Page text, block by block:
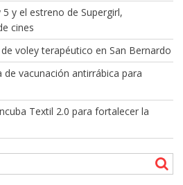
y el estreno de Supergirl,
cines
voley terapéutico en San Bernardo
de vacunación antirrábica para
Textil 2.0 para fortalecer la